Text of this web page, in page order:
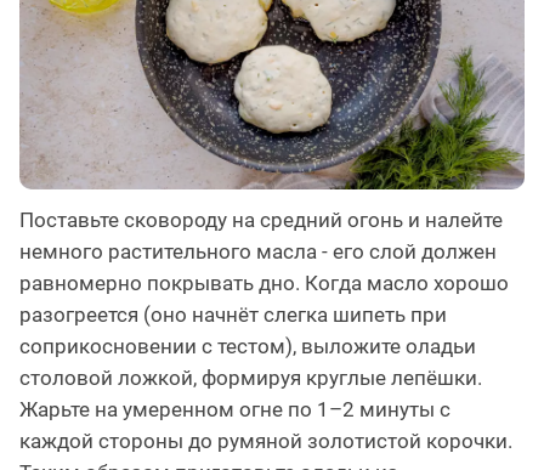
Поставьте сковороду на средний огонь и налейте
немного растительного масла - его слой должен
равномерно покрывать дно. Когда масло хорошо
разогреется (оно начнёт слегка шипеть при
соприкосновении с тестом), выложите оладьи
столовой ложкой, формируя круглые лепёшки.
Жарьте на умеренном огне по 1–2 минуты с
каждой стороны до румяной золотистой корочки.